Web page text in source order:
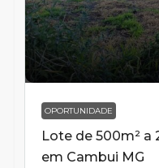
OPORTUNIDADE
Lote de 500m² a
em Cambui MG